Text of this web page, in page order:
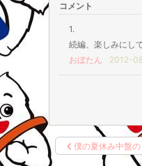
コメント
1.
続編、楽しみにし
おぼたん
2012-
僕の夏休み中盤